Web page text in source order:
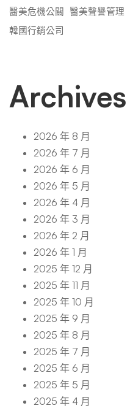
醫美危機公關 醫美聲譽管理
韓國行銷公司
Archives
2026 年 8 月
2026 年 7 月
2026 年 6 月
2026 年 5 月
2026 年 4 月
2026 年 3 月
2026 年 2 月
2026 年 1 月
2025 年 12 月
2025 年 11 月
2025 年 10 月
2025 年 9 月
2025 年 8 月
2025 年 7 月
2025 年 6 月
2025 年 5 月
2025 年 4 月